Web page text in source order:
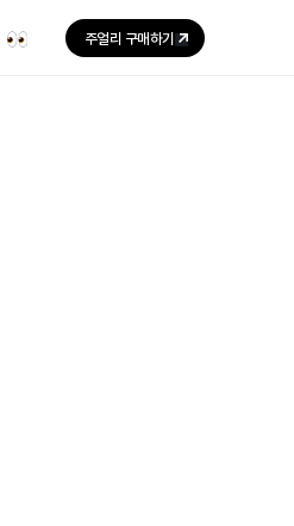
주얼리 구매하기